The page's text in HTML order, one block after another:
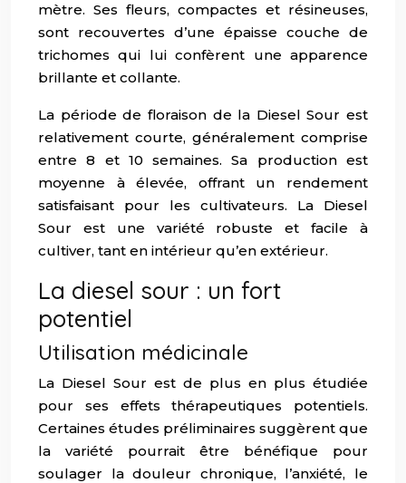
mètre. Ses fleurs, compactes et résineuses,
sont recouvertes d’une épaisse couche de
trichomes qui lui confèrent une apparence
brillante et collante.
La période de floraison de la Diesel Sour est
relativement courte, généralement comprise
entre 8 et 10 semaines. Sa production est
moyenne à élevée, offrant un rendement
satisfaisant pour les cultivateurs. La Diesel
Sour est une variété robuste et facile à
cultiver, tant en intérieur qu’en extérieur.
La diesel sour : un fort
potentiel
Utilisation médicinale
La Diesel Sour est de plus en plus étudiée
pour ses effets thérapeutiques potentiels.
Certaines études préliminaires suggèrent que
la variété pourrait être bénéfique pour
soulager la douleur chronique, l’anxiété, le